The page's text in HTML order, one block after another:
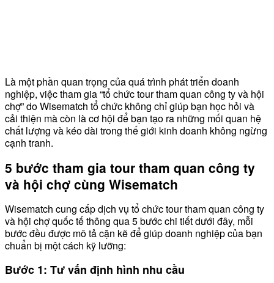
Là một phần quan trọng của quá trình phát triển doanh
nghiệp, việc tham gia “tổ chức tour tham quan công ty và hội
chợ” do Wisematch tổ chức không chỉ giúp bạn học hỏi và
cải thiện mà còn là cơ hội để bạn tạo ra những mối quan hệ
chất lượng và kéo dài trong thế giới kinh doanh không ngừng
cạnh tranh.
5 bước tham gia tour tham quan công ty
và hội chợ cùng Wisematch
Wisematch cung cấp dịch vụ tổ chức tour tham quan công ty
và hội chợ quốc tế thông qua 5 bước chi tiết dưới đây, mỗi
bước đều được mô tả cặn kẽ để giúp doanh nghiệp của bạn
chuẩn bị một cách kỹ lưỡng:
Bước 1: Tư vấn định hình nhu cầu